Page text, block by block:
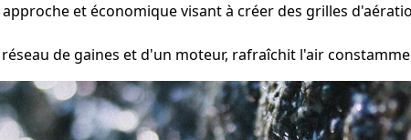
et économique visant à créer des grilles
de gaines et d'un moteur, rafraîchit l'air